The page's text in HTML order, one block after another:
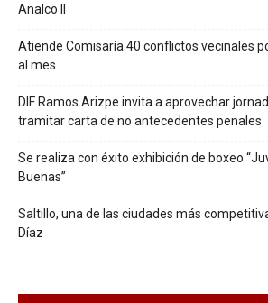
Analco II
Atiende Comisaría 40 conflictos vecinales
al mes
DIF Ramos Arizpe invita a aprovechar
tramitar carta de no antecedentes penales
Se realiza con éxito exhibición de boxeo
Buenas”
Saltillo, una de las ciudades más
Díaz